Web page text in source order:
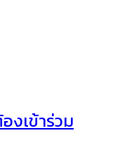
งเข้าร่วม